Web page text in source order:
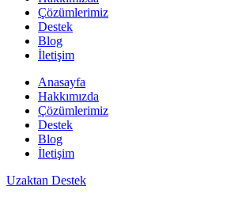
Çözümlerimiz
Destek
Blog
İletişim
Anasayfa
Hakkımızda
Çözümlerimiz
Destek
Blog
İletişim
Uzaktan Destek